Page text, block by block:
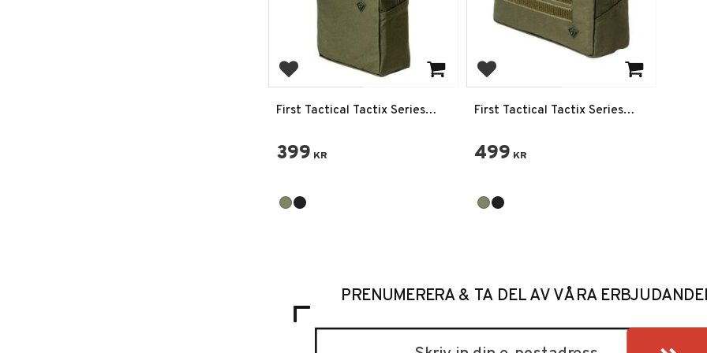
Lägg till i favoriter
First Tactical Tactix Series
399 KR
Lägg till i favoriter
First Tactical Tactix Series
499 KR
PRENUMERERA & TA DEL AV VÅRA